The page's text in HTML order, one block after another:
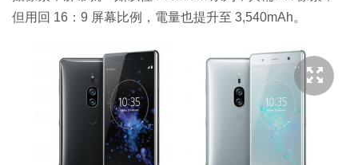
但用回 16：9 屏幕比例，電量也提升至 3,540mAh。